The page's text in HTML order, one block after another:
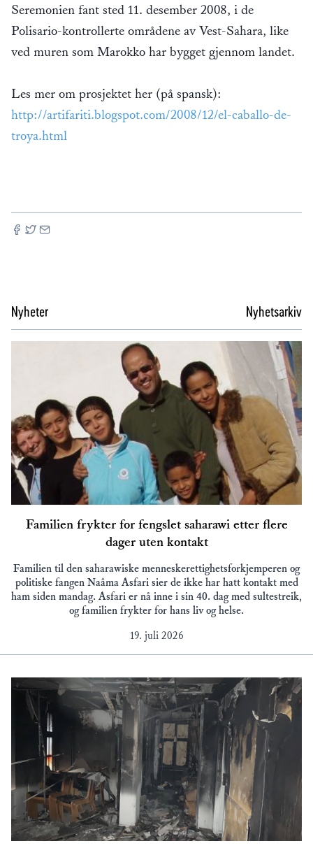
Seremonien fant sted 11. desember 2008, i de
Polisario-kontrollerte områdene av Vest-Sahara, like
ved muren som Marokko har bygget gjennom landet.
Les mer om prosjektet her (på spansk):
http://artifariti.blogspot.com/2008/12/el-caballo-de-
troya.html
Nyheter Nyhetsarkiv
Familien frykter for fengslet saharawi etter flere
dager uten kontakt
Familien til den saharawiske menneskerettighetsforkjemperen og
politiske fangen Naâma Asfari sier de ikke har hatt kontakt med
ham siden mandag. Asfari er nå inne i sin 40. dag med sultestreik,
og familien frykter for hans liv og helse.
19. juli 2026